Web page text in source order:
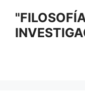
contenido